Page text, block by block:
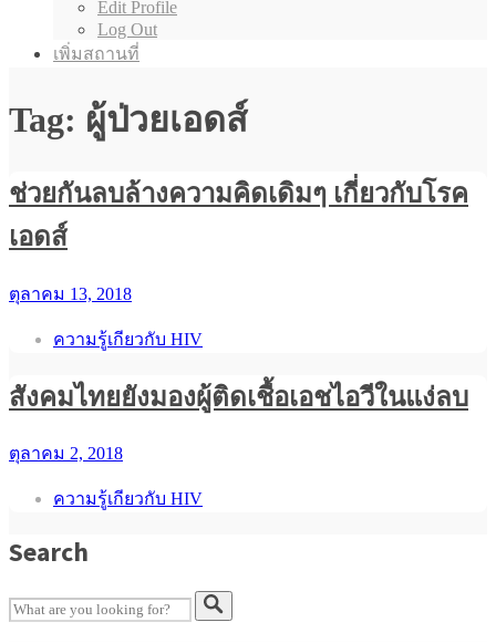
Edit Profile
Log Out
เพิ่มสถานที่
Tag: ผู้ป่วยเอดส์
ช่วยกันลบล้างความคิดเดิมๆ เกี่ยวกับโรค
เอดส์
ตุลาคม 13, 2018
ความรู้เกียวกับ HIV
สังคมไทยยังมองผู้ติดเชื้อเอชไอวีในแง่ลบ
ตุลาคม 2, 2018
ความรู้เกียวกับ HIV
Search